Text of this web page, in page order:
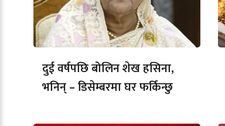
दुई वर्षपछि बोलिन शेख हसिना,
भनिन् – डिसेम्बरमा घर फर्किन्छु